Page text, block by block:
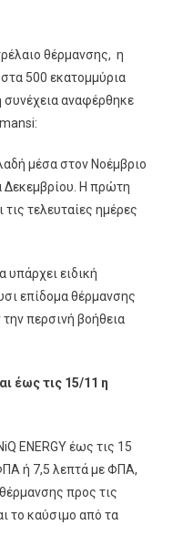
θέρμανσης, η
500 εκατομμύρια
αναφέρθηκε
μέσα στον Νοέμβριο
Δεκεμβρίου. Η πρώτη
τελευταίες ημέρες
υπάρχει ειδική
επίδομα θέρμανσης
περσινή βοήθεια
έως τις 15/11 η
ENERGY έως τις 15
ή 7,5 λεπτά με ΦΠΑ,
προς τις
το καύσιμο από τα